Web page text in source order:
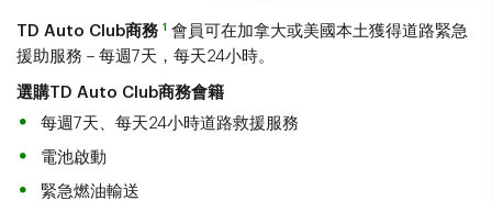
TD Auto Club商務 1 會員可在加拿大或美國本土獲得道路緊急
援助服務－每週7天，每天24小時。
選購TD Auto Club商務會籍
每週7天、每天24小時道路救援服務
電池啟動
緊急燃油輸送